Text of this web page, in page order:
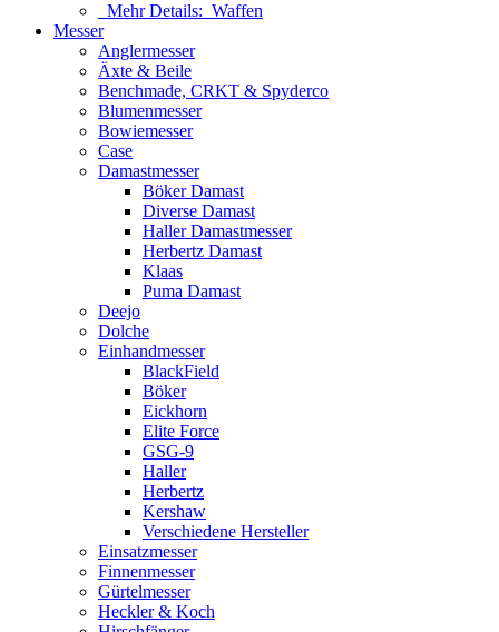
Mehr Details: Waffen
Messer
Anglermesser
Äxte & Beile
Benchmade, CRKT & Spyderco
Blumenmesser
Bowiemesser
Case
Damastmesser
Böker Damast
Diverse Damast
Haller Damastmesser
Herbertz Damast
Klaas
Puma Damast
Deejo
Dolche
Einhandmesser
BlackField
Böker
Eickhorn
Elite Force
GSG-9
Haller
Herbertz
Kershaw
Verschiedene Hersteller
Einsatzmesser
Finnenmesser
Gürtelmesser
Heckler & Koch